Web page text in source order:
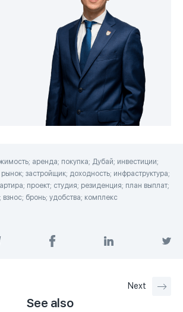
аренда; покупка; Дубай; инвестиции;
застройщик; доходность; инфраструктура;
проект; студия; резиденция; план выплат;
взнос; бронь; удобства; комплекс
Next
See also